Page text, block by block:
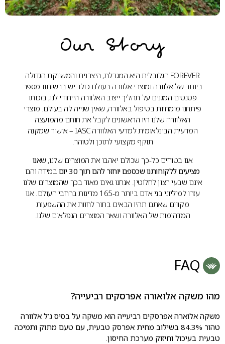
Our Story
FOREVER הגלובלית היא המגדלת, היצרנית והמשווקת הגדולה
ביותר של אלוורה ומוצרי אלוורה בעולם כולו. יש ברשותנו מספר
פטנטים המגנים על תהליך ייצוב האלוורה הייחודי לנו, בזכותו
פיתחנו מומחיות בטיפול באלוורה, שאין שנייה לה בעולם. מוצרי
האלוורה שלנו היו הראשונים לקבל את חותם מהמועצה
המדעית הבינלאומית למדעי האלוורה IASC – אישור שמקנה
תוקף מקצועי לתוכן ולטוהר.
אנו בטוחים כל-כך שכולם יאהבו את המוצרים שלנו, שאנו
מציעים ללקוחותנו שכספם יוחזר להם תוך 30 יום
במידה והם
אינם שבעי רצון לחלוטין. אנחנו גאים מאוד בכך שהמוצרים שלנו
עזרו למיליוני בני אדם ביותר מ-165 מדינות ברחבי העולם. אנו
מקווים שאתם תהיו הבאים בתור לחוות את ההשפעות
המדהימות של האלוורה ושאר המוצרים הנפלאים שלנו.
FAQ
מהו משקה אלואורה אפרסקים רביעייה?
משקה אלוארה אפרסקים רביעייה הוא משקה על בסיס ג’ל אלוורה
טהור 84.3% בשילוב מחית אפרסק טבעית, עם טעם מתוק ותמיכה
טבעית בעיכול וחיזוק מערכת החיסון.